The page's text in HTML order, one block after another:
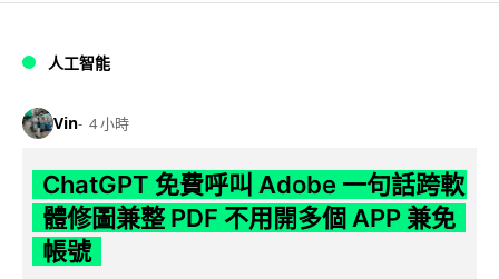
人工智能
Vin 4 小時
ChatGPT 免費呼叫 Adobe 一句話跨軟
體修圖兼整 PDF 不用開多個 APP 兼免
帳號